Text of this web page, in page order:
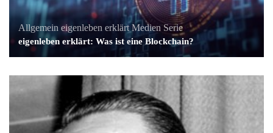
Allgemein eigenleben erklärt Medien Serie
eigenleben erklärt: Was ist eine Blockchain?